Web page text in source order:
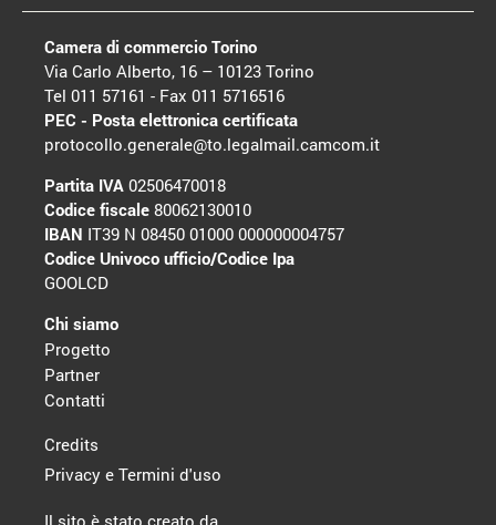
Camera di commercio Torino
Via Carlo Alberto, 16 – 10123 Torino
Tel 011 57161 - Fax 011 5716516
PEC - Posta elettronica certificata
protocollo.generale@to.legalmail.camcom.it
Partita IVA 02506470018
Codice fiscale 80062130010
IBAN IT39 N 08450 01000 000000004757
Codice Univoco ufficio/Codice Ipa
GOOLCD
Chi siamo
Progetto
Partner
Contatti
Credits
Privacy e Termini d'uso
Il sito è stato creato da